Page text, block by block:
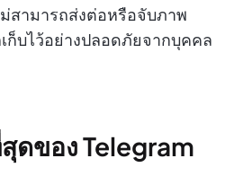
สามารถส่งต่อหรือจับภาพ
ก็บไว้อย่างปลอดภัยจากบุคคล
ของ Telegram